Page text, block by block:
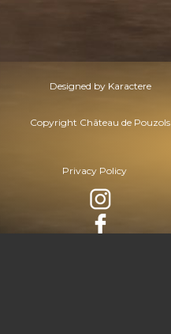
Designed by Karactere
Copyright Château de Pouzols
Privacy Policy